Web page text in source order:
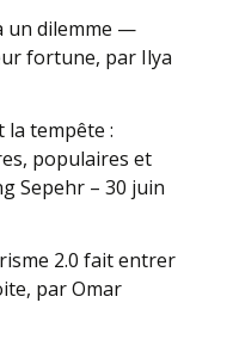
un dilemme —
fortune, par Ilya
la tempête :
populaires et
Sepehr – 30 juin
2.0 fait entrer
par Omar